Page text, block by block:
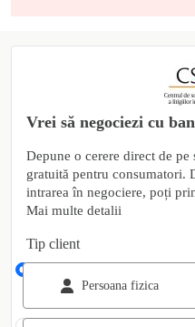
Vrei să negociezi cu
Depune o cerere direct de
gratuită pentru consumatori.
intrarea în negociere, poți
Mai multe detalii
Tip client
Persoana fizica